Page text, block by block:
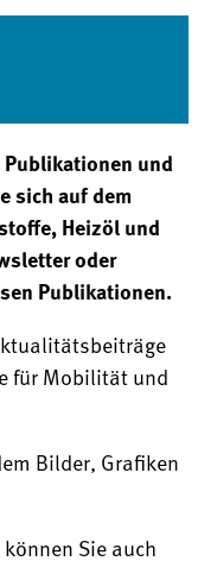
und
sich auf dem
Heizöl und
oder
Publikationen.
für Mobilität und
Bilder, Grafiken
Sie auch